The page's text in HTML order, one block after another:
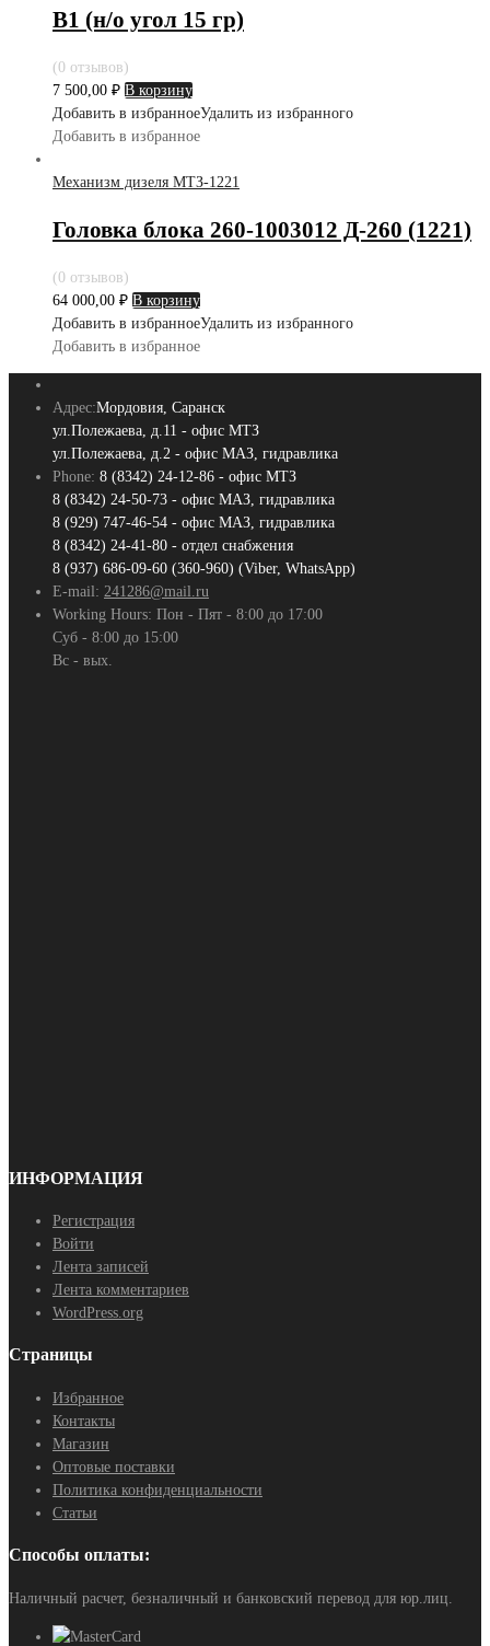
В1 (н/о угол 15 гр)
(0 отзывов)
7 500,00 ₽ В корзину
Добавить в избранноеУдалить из избранного
Добавить в избранное
Механизм дизеля МТЗ-1221
Головка блока 260-1003012 Д-260 (1221)
(0 отзывов)
64 000,00 ₽ В корзину
Добавить в избранноеУдалить из избранного
Добавить в избранное
Адрес:Мордовия, Саранск
ул.Полежаева, д.11 - офис МТЗ
ул.Полежаева, д.2 - офис МАЗ, гидравлика
Phone: 8 (8342) 24-12-86 - офис МТЗ
8 (8342) 24-50-73 - офис МАЗ, гидравлика
8 (929) 747-46-54 - офис МАЗ, гидравлика
8 (8342) 24-41-80 - отдел снабжения
8 (937) 686-09-60 (360-960) (Viber, WhatsApp)
E-mail: 241286@mail.ru
Working Hours: Пон - Пят - 8:00 до 17:00
Суб - 8:00 до 15:00
Вс - вых.
ИНФОРМАЦИЯ
Регистрация
Войти
Лента записей
Лента комментариев
WordPress.org
Страницы
Избранное
Контакты
Магазин
Оптовые поставки
Политика конфиденциальности
Статьи
Способы оплаты:
Наличный расчет, безналичный и банковский перевод для юр.лиц.